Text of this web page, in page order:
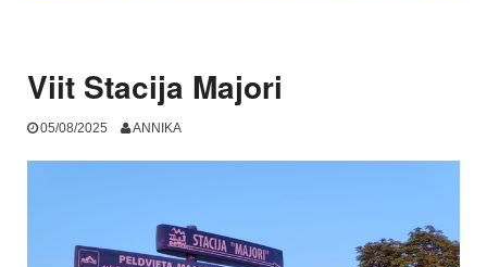
Viit Stacija Majori
05/08/2025 ANNIKA